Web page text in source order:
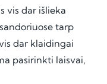
vis dar išlieka
tarp
dar klaidingai
pasirinkti laisvai,